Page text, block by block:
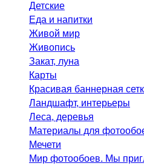
Детские
Еда и напитки
Живой мир
Живопись
Закат, луна
Карты
Красивая баннерная
Ландшафт, интерьеры
Леса, деревья
Материалы для
Мечети
Мир фотообоев. Мы